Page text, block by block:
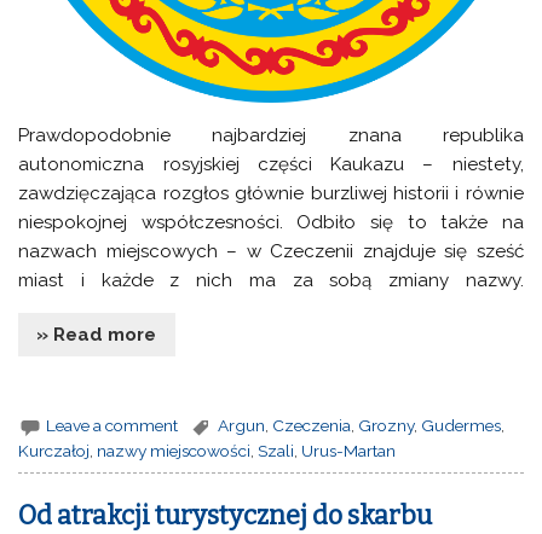
Prawdopodobnie najbardziej znana republika
autonomiczna rosyjskiej części Kaukazu – niestety,
zawdzięczająca rozgłos głównie burzliwej historii i równie
niespokojnej współczesności. Odbiło się to także na
nazwach miejscowych – w Czeczenii znajduje się sześć
miast i każde z nich ma za sobą zmiany nazwy.
» Read more
Leave a comment Argun Czeczenia Grozny, Gudermes
Kurczałoj nazwy miejscowości ,Szali Urus-Martan
Od atrakcji turystycznej do skarbu